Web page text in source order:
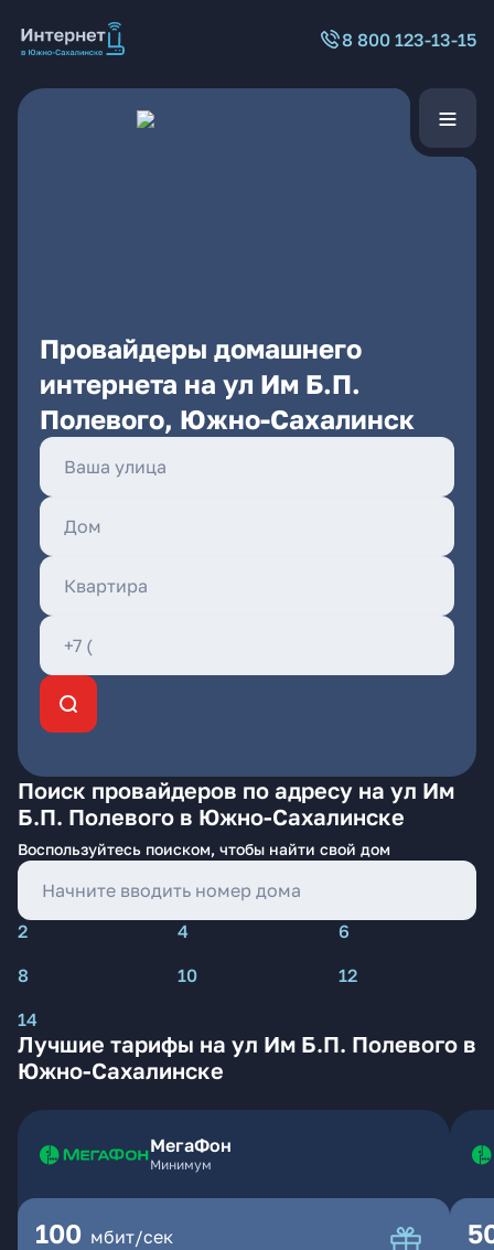
8 800 123-13-15
Провайдеры домашнего
интернета на ул Им Б.П.
Полевого, Южно-Сахалинск
Поиск провайдеров по адресу на ул Им
Б.П. Полевого в Южно-Сахалинске
Воспользуйтесь поиском, чтобы найти свой дом
2 4
6
8
10
12
14
Лучшие тарифы на ул Им Б.П. Полевого в
Южно-Сахалинске
МегаФон
Минимум
100 мбит/сек